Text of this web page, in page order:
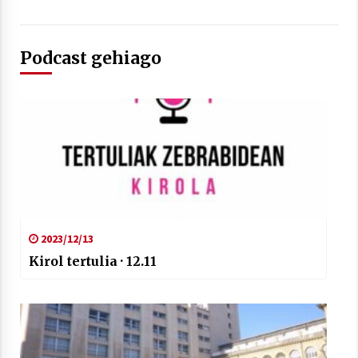
Arrosaren laburpen bideoa Hamaika
2021/06/30
Podcast gehiago
2023/12/13
Kirol tertulia · 12.11